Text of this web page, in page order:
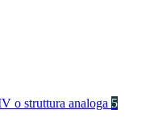
o struttura analoga 5